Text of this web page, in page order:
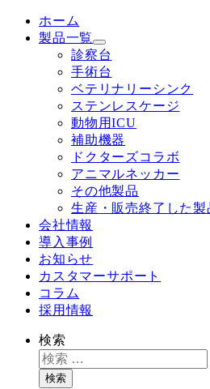
ホーム
製品一覧
診察台
手術台
ベテリナリーシンク
ステンレスケージ
動物用ICU
補助機器
ドクターズコラボ
アニマルネッカー
その他製品
生産・販売終了した製
会社情報
導入事例
お知らせ
カスタマーサポート
コラム
採用情報
検索
検索